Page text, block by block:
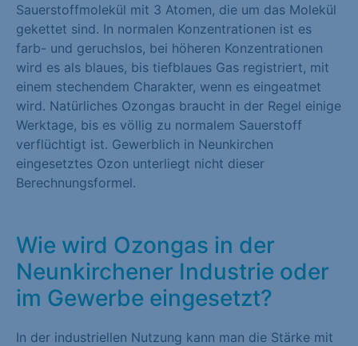
Sauerstoffmolekül mit 3 Atomen, die um das Molekül
gekettet sind. In normalen Konzentrationen ist es
farb- und geruchslos, bei höheren Konzentrationen
wird es als blaues, bis tiefblaues Gas registriert, mit
einem stechendem Charakter, wenn es eingeatmet
wird. Natürliches Ozongas braucht in der Regel einige
Werktage, bis es völlig zu normalem Sauerstoff
verflüchtigt ist. Gewerblich in Neunkirchen
eingesetztes Ozon unterliegt nicht dieser
Berechnungsformel.
Wie wird Ozongas in der
Neunkirchener Industrie oder
im Gewerbe eingesetzt?
In der industriellen Nutzung kann man die Stärke mit